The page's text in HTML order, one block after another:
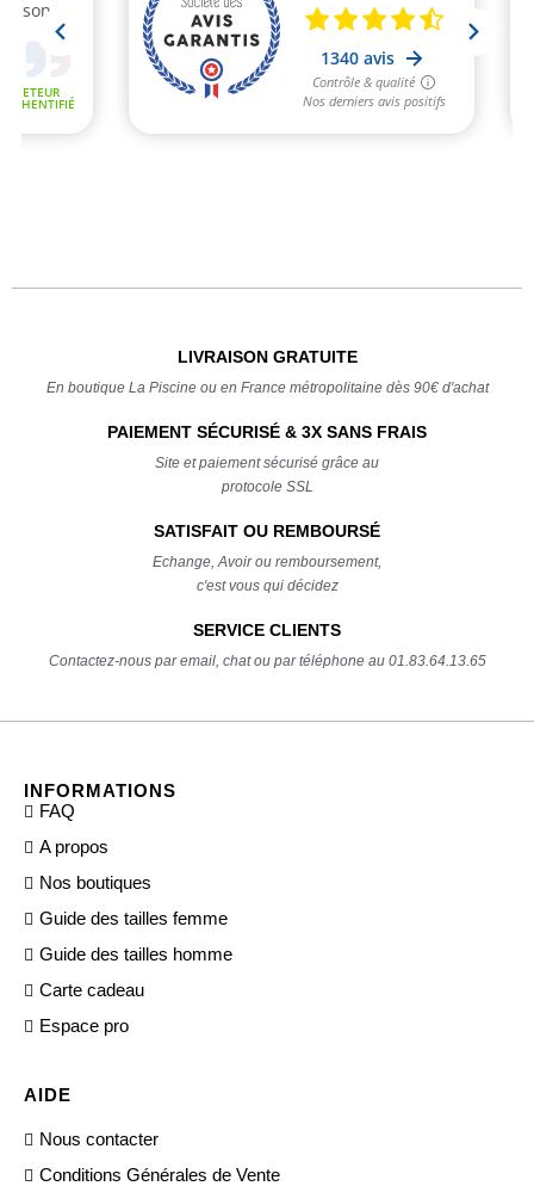
LIVRAISON GRATUITE
En boutique La Piscine ou en France métropolitaine dès 90€ d'achat
PAIEMENT SÉCURISÉ & 3X SANS FRAIS
Site et paiement sécurisé grâce au
protocole SSL
SATISFAIT OU REMBOURSÉ
Echange, Avoir ou remboursement,
c'est vous qui décidez
SERVICE CLIENTS
Contactez-nous par email, chat ou par téléphone au 01.83.64.13.65
INFORMATIONS
FAQ
A propos
Nos boutiques
Guide des tailles femme
Guide des tailles homme
Carte cadeau
Espace pro
AIDE
Nous contacter
Conditions Générales de Vente